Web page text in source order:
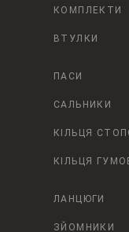
КОМПЛЕКТИ
ВТУЛКИ
ПАСИ
САЛЬНИКИ
КІЛЬЦЯ
КІЛЬЦЯ
ЛАНЦЮГИ
ЗЙОМНИКИ